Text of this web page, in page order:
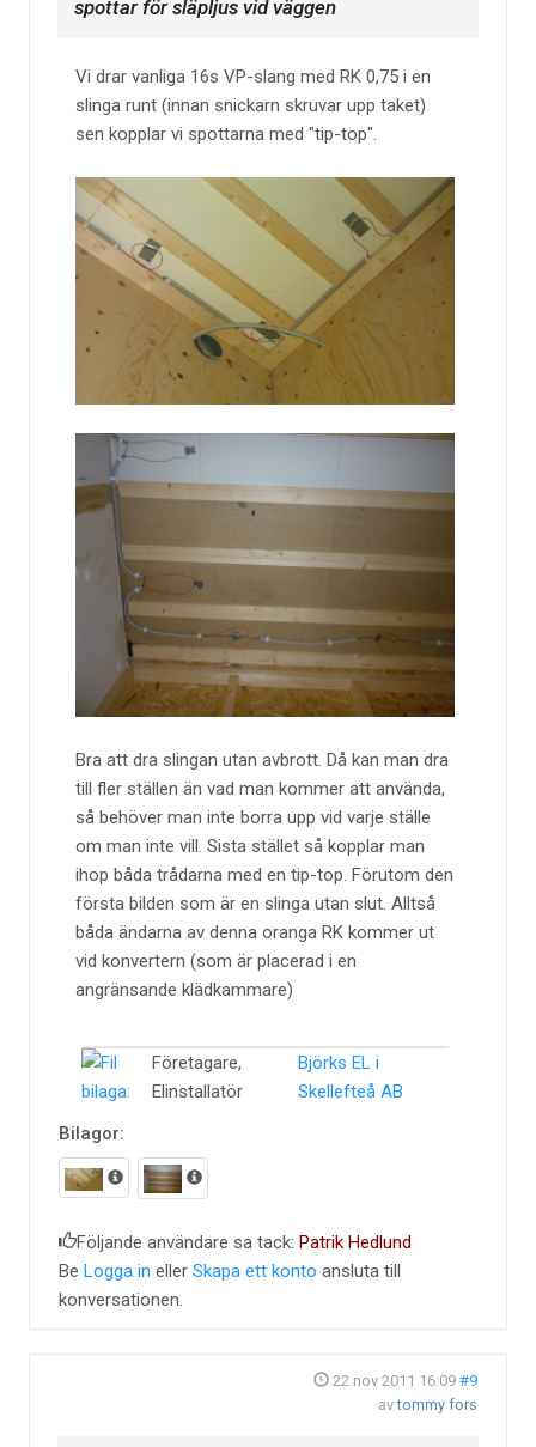
spottar för släpljus vid väggen
Vi drar vanliga 16s VP-slang med RK 0,75 i en
slinga runt (innan snickarn skruvar upp taket)
sen kopplar vi spottarna med "tip-top".
Bra att dra slingan utan avbrott. Då kan man dra
till fler ställen än vad man kommer att använda,
så behöver man inte borra upp vid varje ställe
om man inte vill. Sista stället så kopplar man
ihop båda trådarna med en tip-top. Förutom den
första bilden som är en slinga utan slut. Alltså
båda ändarna av denna oranga RK kommer ut
vid konvertern (som är placerad i en
angränsande klädkammare)
Företagare,
Elinstallatör
Björks EL i
Skellefteå AB
Bilagor:
Följande användare sa tack: Patrik Hedlund
Be Logga in eller Skapa ett konto ansluta till
konversationen.
22 nov 2011 16:09 #9
avtommy fors